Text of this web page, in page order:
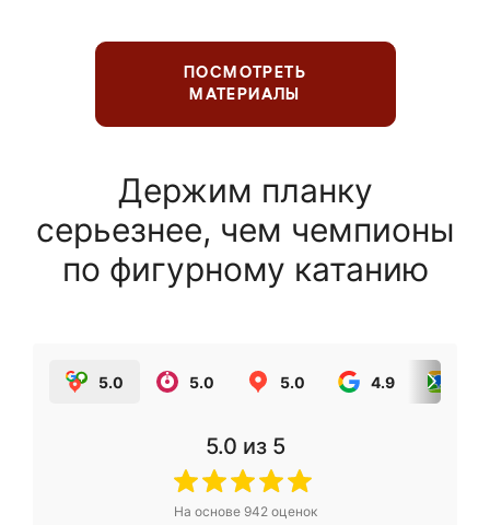
ПОСМОТРЕТЬ
МАТЕРИАЛЫ
Держим планку
серьезнее, чем чемпионы
по фигурному катанию
5.0 5.0 5.0 4.9
5.0 из 5
На основе 942оценок